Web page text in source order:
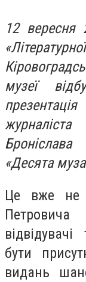
12 вересня
музеї
«Десята
Це вже не
бути
видань